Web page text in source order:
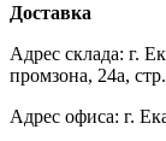
Доставка
Адрес склада: г.
промзона, 24а,
Адрес офиса: г.